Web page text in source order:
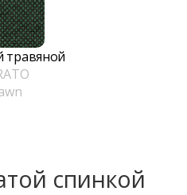
травяной
спинкой